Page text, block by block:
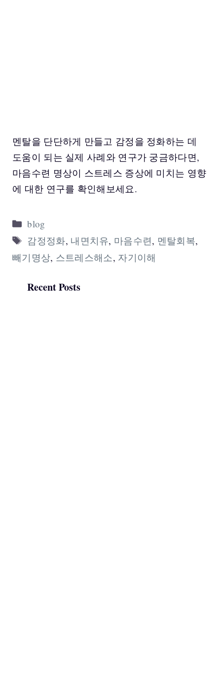
멘탈을 단단하게 만들고 감정을 정화하는 데
도움이 되는 실제 사례와 연구가 궁금하다면,
마음수련 명상이 스트레스 증상에 미치는 영향
에 대한 연구를 확인해보세요.
Categories
blog
Tags
감정정화, 내면치유, 마음수련, 멘탈회복,
빼기명상, 스트레스해소, 자기이해
Recent Posts